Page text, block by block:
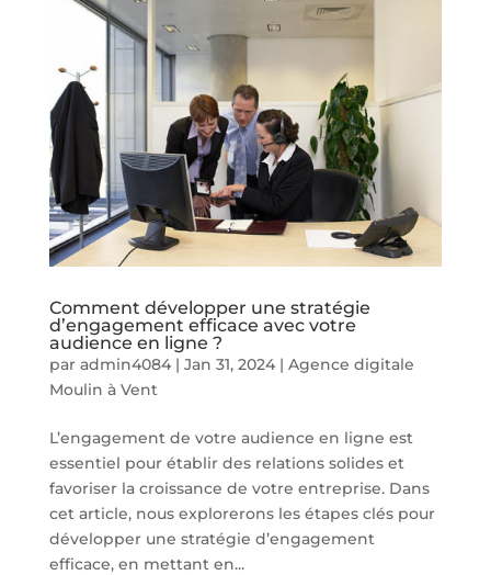
Comment développer une stratégie
d’engagement efficace avec votre
audience en ligne ?
par admin4084| Jan 31, 2024| Agence digitale
Moulin à Vent
L’engagement de votre audience en ligne est
essentiel pour établir des relations solides et
favoriser la croissance de votre entreprise. Dans
cet article, nous explorerons les étapes clés pour
développer une stratégie d’engagement
efficace, en mettant en...